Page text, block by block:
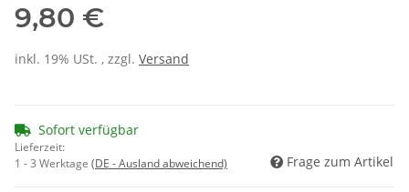
9,80 €
inkl. 19% USt. , zzgl. Versand
Sofort verfügbar
Lieferzeit:
1 - 3 Werktage (DE - Ausland abweichend) Frage zum Artikel